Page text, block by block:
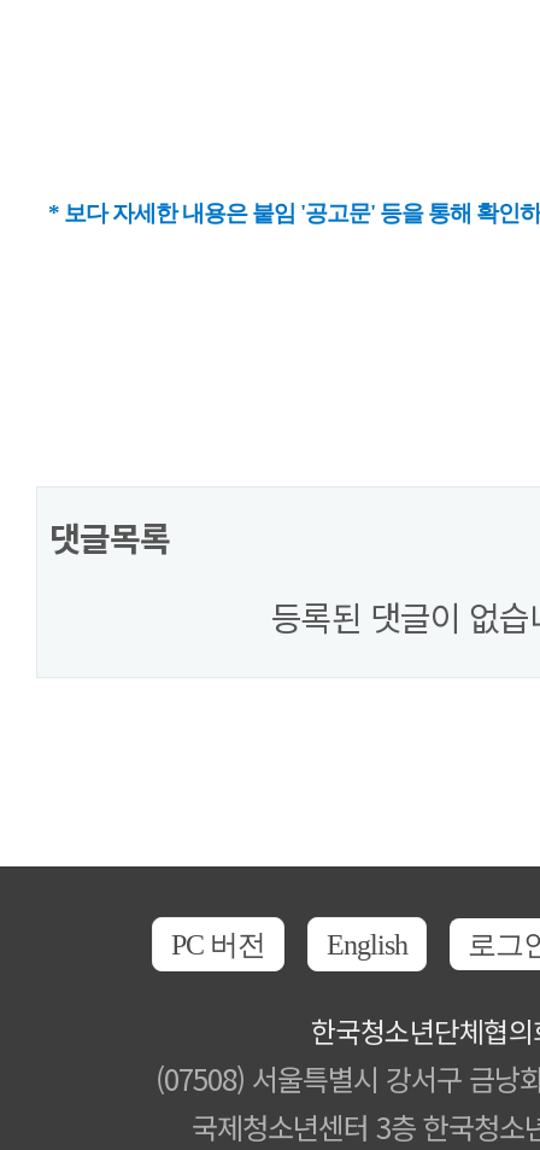
* 보다 자세한 내용은 붙임 '공고문' 등을 통해 확인
댓글목록
등록된 댓글이 없습
PC 버전 English 로그
한국청소년단체협
(07508) 서울특별시 강서구 금낭
국제청소년센터 3층 한국청소